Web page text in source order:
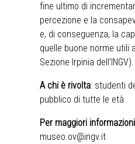
fine ultimo di
percezione e la
e, di conseguenza, la
quelle buone norme utili
Sezione Irpinia dell'INGV).
A chi è rivolta: studenti
pubblico di tutte le età
Per maggiori
museo.ov@ingv.it